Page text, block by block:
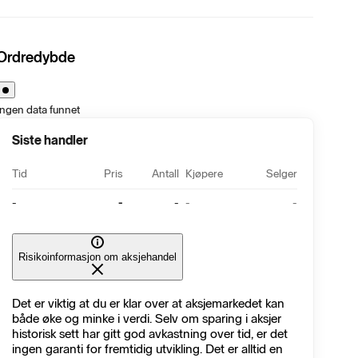
data funnet
Siste handler
Tid Pris Antall Kjøpere Selger
- - - - -
Risikoinformasjon om aksjehandel
Det er viktig at du er klar over at aksjemarkedet kan
både øke og minke i verdi. Selv om sparing i aksjer
historisk sett har gitt god avkastning over tid, er det
ingen garanti for fremtidig utvikling. Det er alltid en